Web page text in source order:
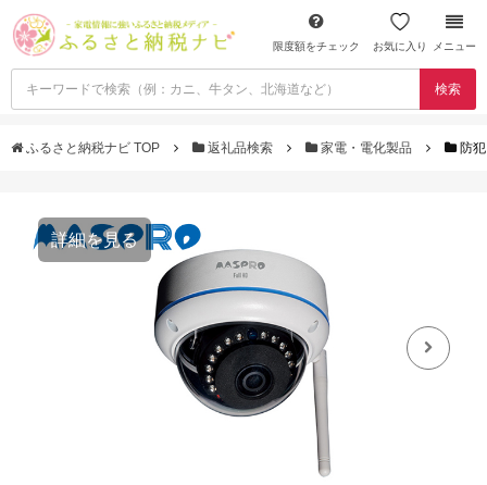
限度額をチェック お気に入り メニュー
検索
ふるさと納税ナビ TOP 返礼品検索 家電・電化製品 防
詳細を見る